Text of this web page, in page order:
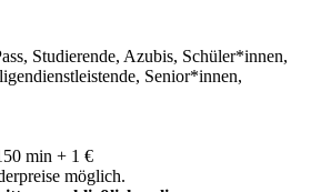
Studierende, Azubis, Schüler*innen,
Senior*innen,
min + 1 €
möglich.